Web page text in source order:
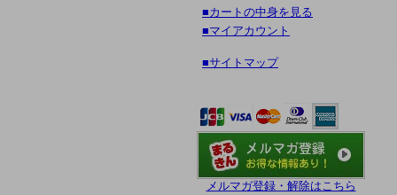
■カートの中身を見る
■マイアカウント
■サイトマップ
メルマガ登録・解除はこちら